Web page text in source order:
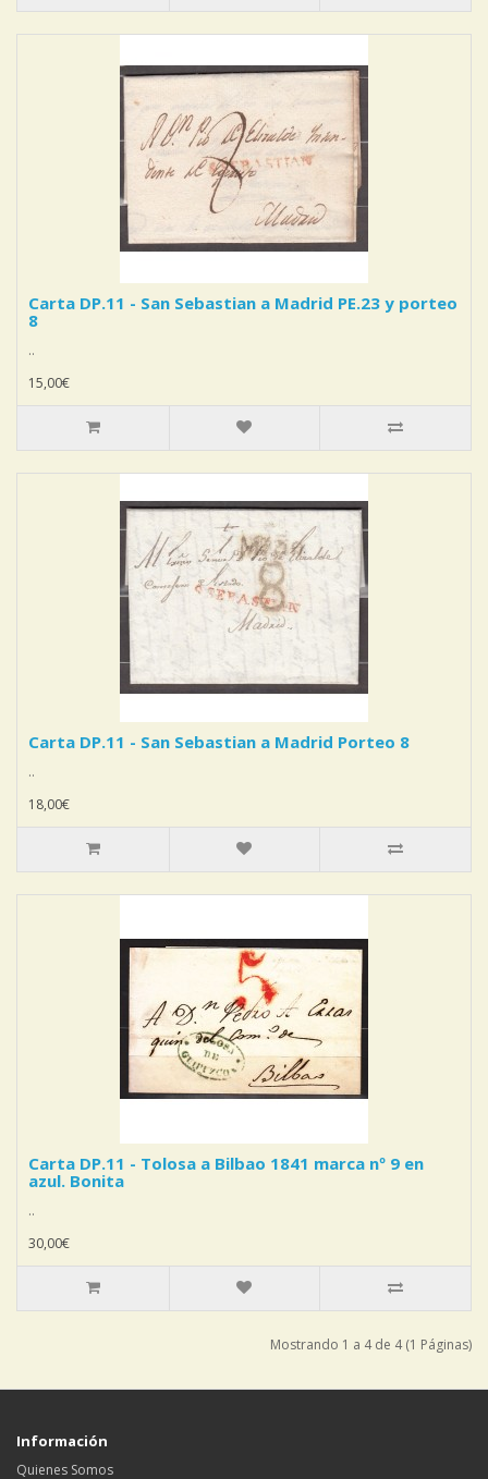
Carta DP.11 - San Sebastian a Madrid PE.23 y porteo
8
..
15,00€
Carta DP.11 - San Sebastian a Madrid Porteo 8
..
18,00€
Carta DP.11 - Tolosa a Bilbao 1841 marca nº 9 en
azul. Bonita
..
30,00€
Mostrando 1 a 4 de 4 (1 Páginas)
Información
Quienes Somos